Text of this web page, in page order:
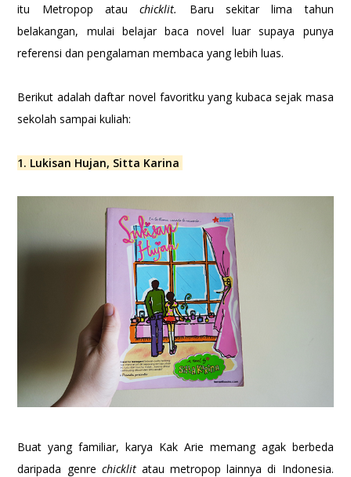
itu Metropop atauchicklit.
Baru sekitar lima tahun
belakangan, mulai belajar baca novel luar supaya punya
referensi dan pengalaman membaca yang lebih luas.
Berikut adalah daftar novel favoritku yang kubaca sejak masa
sekolah sampai kuliah:
1. Lukisan Hujan, Sitta Karina
Buat yang familiar, karya Kak Arie memang agak berbeda
daripada genre chicklitatau metropop lainnya di Indonesia.